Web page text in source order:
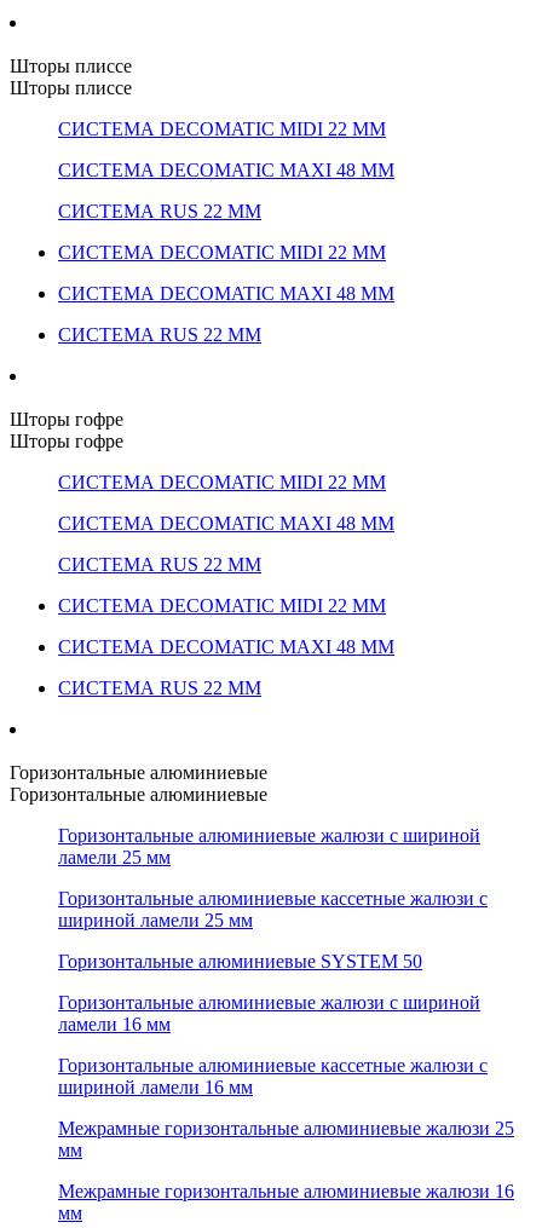
Шторы плиссе
Шторы плиссе
СИСТЕМА DECOMATIC MIDI 22 ММ
СИСТЕМА DECOMATIC MAXI 48 ММ
СИСТЕМА RUS 22 ММ
СИСТЕМА DECOMATIC MIDI 22 ММ
СИСТЕМА DECOMATIC MAXI 48 ММ
СИСТЕМА RUS 22 ММ
Шторы гофре
Шторы гофре
СИСТЕМА DECOMATIC MIDI 22 ММ
СИСТЕМА DECOMATIC MAXI 48 ММ
СИСТЕМА RUS 22 ММ
СИСТЕМА DECOMATIC MIDI 22 ММ
СИСТЕМА DECOMATIC MAXI 48 ММ
СИСТЕМА RUS 22 ММ
Горизонтальные алюминиевые
Горизонтальные алюминиевые
Горизонтальные алюминиевые жалюзи с шириной
ламели 25 мм
Горизонтальные алюминиевые кассетные жалюзи с
шириной ламели 25 мм
Горизонтальные алюминиевые SYSTEM 50
Горизонтальные алюминиевые жалюзи с шириной
ламели 16 мм
Горизонтальные алюминиевые кассетные жалюзи с
шириной ламели 16 мм
Межрамные горизонтальные алюминиевые жалюзи 25
мм
Межрамные горизонтальные алюминиевые жалюзи 16
мм